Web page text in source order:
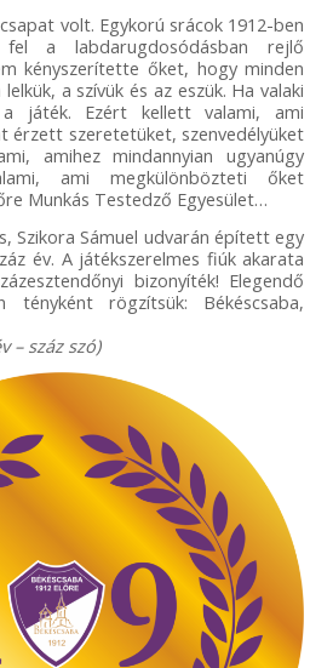
volt. Egykorú srácok 1912-ben
a labdarugdosódásban rejlő
kényszerítette őket, hogy minden
a szívük és az eszük. Ha valaki
játék. Ezért kellett valami, ami
érzett szeretetüket, szenvedélyüket
amihez mindannyian ugyanúgy
ami megkülönbözteti őket
Munkás Testedző Egyesület…
Szikora Sámuel udvarán épített egy
év. A játékszerelmes fiúk akarata
bizonyíték! Elegendő
tényként rögzítsük: Békéscsaba,
– száz szó)